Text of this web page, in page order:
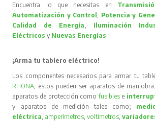
Encuentra lo que necesitas en
Automatización y Control, Potencia y
Calidad de Energía, Iluminación
Eléctricos y Nuevas Energías.
¡Arma tu tablero eléctrico!
Los componentes necesarios para armar tu
RHONA, estos pueden ser aparatos de maniobra;
aparatos de protección comofusibles e
y aparatos de medición tales como;
eléctrica, amperímetros,voltímetros,